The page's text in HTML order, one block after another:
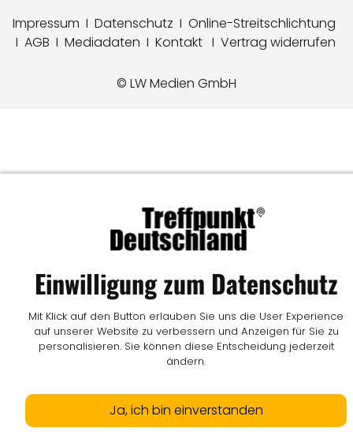
Impressum I Datenschutz I Online-Streitschlichtung
I AGB I Mediadaten I Kontakt I Vertrag widerrufen
© LW Medien GmbH
Einwilligung zum Datenschutz
Mit Klick auf den Button erlauben Sie uns die User Experience
auf unserer Website zu verbessern und Anzeigen für Sie zu
personalisieren. Sie können diese Entscheidung jederzeit
ändern.
Ja, ich bin einverstanden